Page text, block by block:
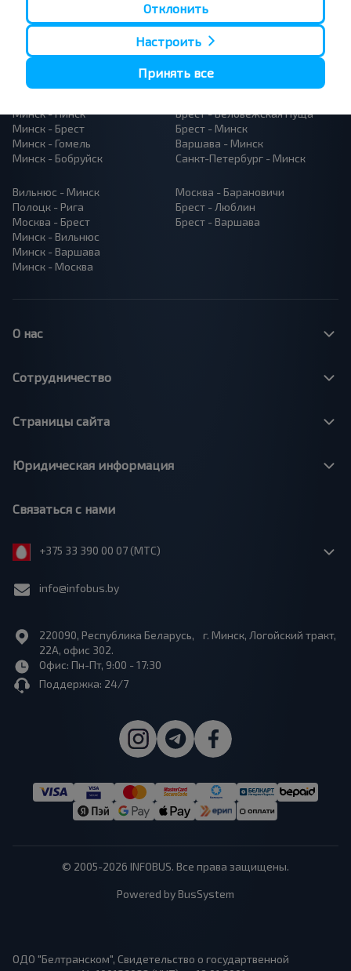
Популярные автобусные
направления
Минск - Несвиж
Минск - Пинск
Минск - Брест
Минск - Гомель
Минск - Бобруйск
Минск - Барановичи
Брест - Беловежская Пуща
Брест - Минск
Варшава - Минск
Санкт-Петербург - Минск
Вильнюс - Минск
Полоцк - Рига
Москва - Брест
Минск - Вильнюс
Минск - Варшава
Минск - Москва
Москва - Барановичи
Брест - Люблин
Брест - Варшава
О нас
Сотрудничество
Страницы сайта
Юридическая информация
Связаться с нами
+375 33 390 00 07 (МТС)
info@infobus.by
220090, Республика Беларусь, г. Минск, Логойский тракт,
22А, офис 302.
Офис: Пн-Пт, 9:00 - 17:30
Поддержка: 24/7
© 2005-2026 INFOBUS. Все права защищены.
Powered by BusSystem
ОДО "Белтранском", Свидетельство о государтвенной
Отклонить
Настроить
Принять все